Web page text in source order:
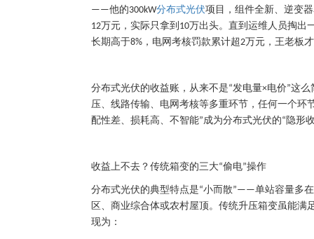
——他的300kW分布式光伏项目，组件全新、逆变
12万元，实际只拿到 10万出头。直到运维人员掏出
长期高于8% ，电网考核罚款累计超2万元 ，王老板
分布式光伏的收益账，从来不是“发电量×电价”这么
压、线路传输、电网考核等多重环节，任何一个环
配性差、损耗高、不智能”成为分布式光伏的“ 隐形
收益上不去？传统箱变的三大“偷电”操作
分布式光伏的典型特点是“小而散”——单站容量多在
区、商业综合体或农村屋顶。传统升压箱变虽能
现为：